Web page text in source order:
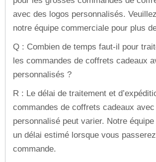
avec des logos personnalisés.
notre équipe commerciale pour plus
Q : Combien de temps faut-il pour
les commandes de coffrets cadeaux
personnalisés ?
R : Le délai de traitement et
commandes de coffrets cadeaux
personnalisé peut varier. Notre
un délai estimé lorsque vous
commande.